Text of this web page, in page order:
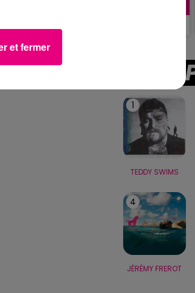
LE
1
TEDDY SWIMS
4
JÉRÉMY FREROT
et fermer